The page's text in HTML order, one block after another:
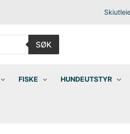
SØK
FISKE HUNDEUTSTYR